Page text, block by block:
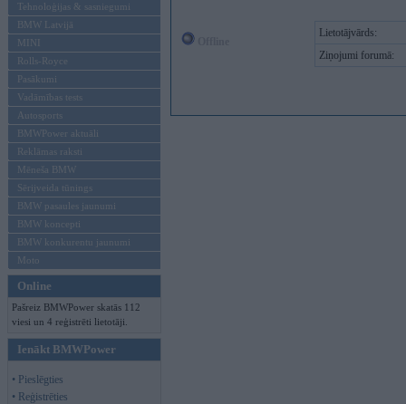
Tehnoloģijas & sasniegumi
BMW Latvijā
MINI
Rolls-Royce
Pasākumi
Vadāmības tests
Autosports
BMWPower aktuāli
Reklāmas raksti
Mēneša BMW
Sērijveida tūnings
BMW pasaules jaunumi
BMW koncepti
BMW konkurentu jaunumi
Moto
Online
Pašreiz BMWPower skatās 112
viesi un 4 reģistrēti lietotāji.
Ienākt BMWPower
• Pieslēgties
• Reģistrēties
Lietotājvārds:
Ziņojumi forumā: